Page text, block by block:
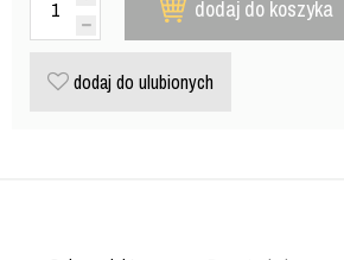
dodaj do koszyka
dodaj do ulubionych